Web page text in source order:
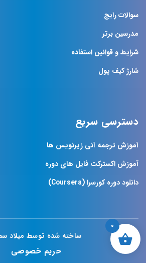
0
سوالات رایج
مدرسین برتر
شرایط و قوانین استفاده
شارژ کیف پول
دسترسی سریع
آموزش ترجمه آنی زیرنویس ها
آموزش اکسترکت فایل های دوره
دانلود دوره کورسرا (Coursera)
ساخته شده توسط میلاد
حریم خصوصی